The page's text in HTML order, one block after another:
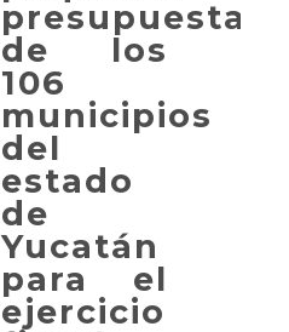
de los
106
municipios
del
estado
de
Yucatán
para el
ejercicio